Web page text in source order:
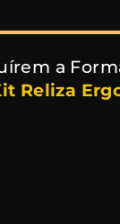
a
Reliza